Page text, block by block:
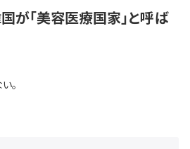
が「美容医療国家」と呼ば
。